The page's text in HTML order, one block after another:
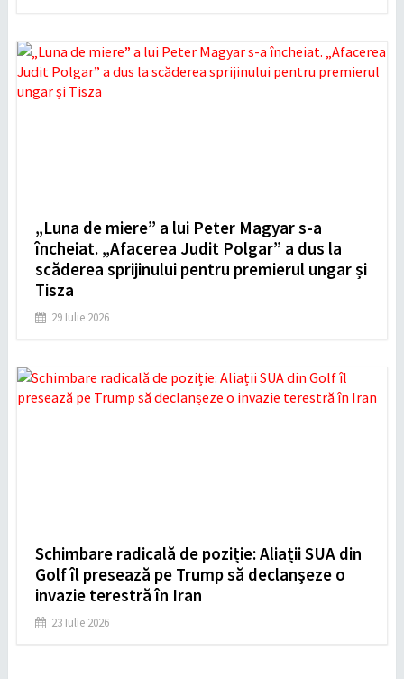
„Luna de miere” a lui Peter Magyar s-a
încheiat. „Afacerea Judit Polgar” a dus la
scăderea sprijinului pentru premierul ungar și
Tisza
29 Iulie 2026
Schimbare radicală de poziție: Aliații SUA din
Golf îl presează pe Trump să declanșeze o
invazie terestră în Iran
23 Iulie 2026